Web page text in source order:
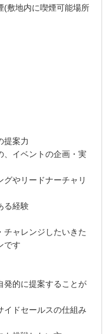
(敷地内に喫煙可能場所
提案力
、イベントの企画・実
グやリードナーチャリ
る経験
チャレンジしたいきた
です
発的に提案することが
イドセールスの仕組み